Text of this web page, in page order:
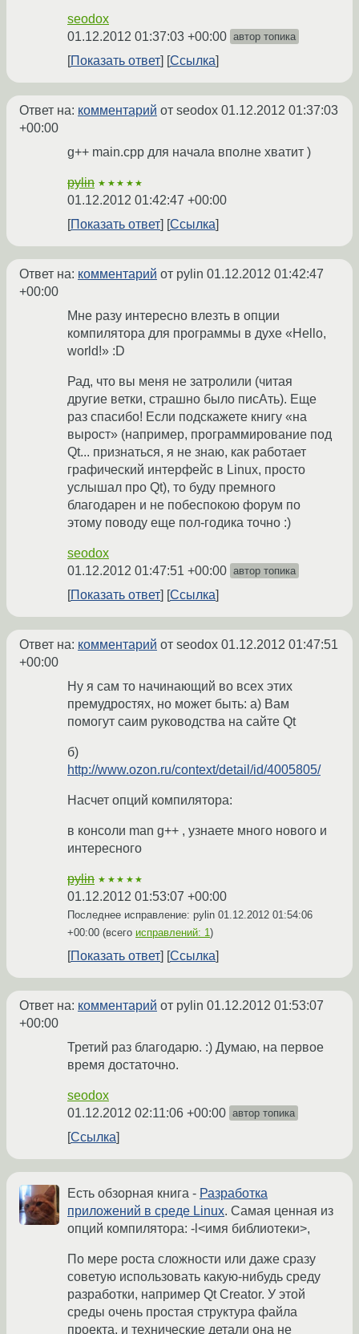
seodox
01.12.2012 01:37:03 +00:00 автор топика
Показать ответ Ссылка
Ответ на: комментарий от seodox 01.12.2012 01:37:03
+00:00
g++ main.cpp для начала вполне хватит )
pylin ★★★★★
01.12.2012 01:42:47 +00:00
Показать ответ
Ссылка
Ответ на: комментарий от pylin 01.12.2012 01:42:47
+00:00
Мне разу интересно влезть в опции
компилятора для программы в духе «Hello,
world!» :D
Рад, что вы меня не затролили (читая
другие ветки, страшно было писАть). Еще
раз спасибо! Если подскажете книгу «на
вырост» (например, программирование под
Qt... признаться, я не знаю, как работает
графический интерфейс в Linux, просто
услышал про Qt), то буду премного
благодарен и не побеспокою форум по
этому поводу еще пол-годика точно :)
seodox
01.12.2012 01:47:51 +00:00 автор топика
Показать ответ Ссылка
Ответ на: комментарий от seodox 01.12.2012 01:47:51
+00:00
Ну я сам то начинающий во всех этих
премудростях, но может быть: а) Вам
помогут саим руководства на сайте Qt
б)
http://www.ozon.ru/context/detail/id/4005805/
Насчет опций компилятора:
в консоли man g++ , узнаете много нового и
интересного
pylin ★★★★★
01.12.2012 01:53:07 +00:00
Последнее исправление: pylin 01.12.2012 01:54:06
+00:00 (всего исправлений: 1)
Показать ответ Ссылка
Ответ на: комментарий от pylin 01.12.2012 01:53:07
+00:00
Третий раз благодарю. :) Думаю, на первое
время достаточно.
seodox
01.12.2012 02:11:06 +00:00 автор топика
Ссылка
Есть обзорная книга - Разработка
приложений в среде Linux. Самая ценная из
опций компилятора: -l<имя библиотеки>,
По мере роста сложности или даже сразу
советую использовать какую-нибудь среду
разработки, например Qt Creator. У этой
среды очень простая структура файла
проекта, и технические детали она не